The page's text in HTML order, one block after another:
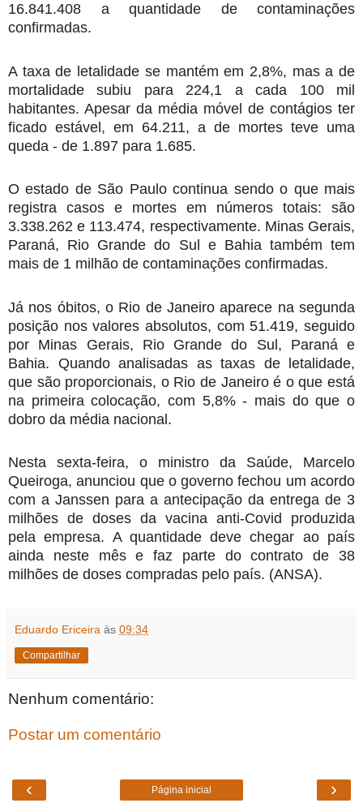
16.841.408 a quantidade de contaminações
confirmadas.
A taxa de letalidade se mantém em 2,8%, mas a de
mortalidade subiu para 224,1 a cada 100 mil
habitantes. Apesar da média móvel de contágios ter
ficado estável, em 64.211, a de mortes teve uma
queda - de 1.897 para 1.685.
O estado de São Paulo continua sendo o que mais
registra casos e mortes em números totais: são
3.338.262 e 113.474, respectivamente. Minas Gerais,
Paraná, Rio Grande do Sul e Bahia também tem
mais de 1 milhão de contaminações confirmadas.
Já nos óbitos, o Rio de Janeiro aparece na segunda
posição nos valores absolutos, com 51.419, seguido
por Minas Gerais, Rio Grande do Sul, Paraná e
Bahia. Quando analisadas as taxas de letalidade,
que são proporcionais, o Rio de Janeiro é o que está
na primeira colocação, com 5,8% - mais do que o
dobro da média nacional.
Nesta sexta-feira, o ministro da Saúde, Marcelo
Queiroga, anunciou que o governo fechou um acordo
com a Janssen para a antecipação da entrega de 3
milhões de doses da vacina anti-Covid produzida
pela empresa. A quantidade deve chegar ao país
ainda neste mês e faz parte do contrato de 38
milhões de doses compradas pelo país. (ANSA).
Eduardo Ericeira às 09:34
Compartilhar
Nenhum comentário:
Postar um comentário
‹ ›
Página inicial